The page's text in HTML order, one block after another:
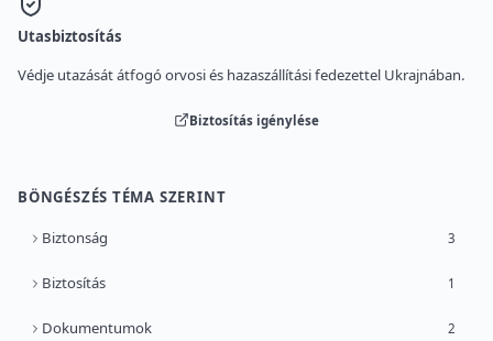
Utasbiztosítás
Védje utazását átfogó orvosi és hazaszállítási fedezettel Ukrajnában.
Biztosítás igénylése
BÖNGÉSZÉS TÉMA SZERINT
Biztonság 3
Biztosítás 1
Dokumentumok 2